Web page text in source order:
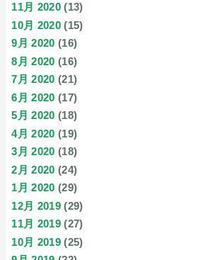
11月 2020 (13)
10月 2020 (15)
9月 2020 (16)
8月 2020 (16)
7月 2020 (21)
6月 2020 (17)
5月 2020 (18)
4月 2020 (19)
3月 2020 (18)
2月 2020 (24)
1月 2020 (29)
12月 2019 (29)
11月 2019 (27)
10月 2019 (25)